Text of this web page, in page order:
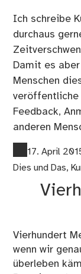
Ich schreibe
durchaus
Damit es
Menschen
veröffentliche
Feedback,
anderen
17. April
Dies und Das,
Vierhundert
wenn wir
überleben